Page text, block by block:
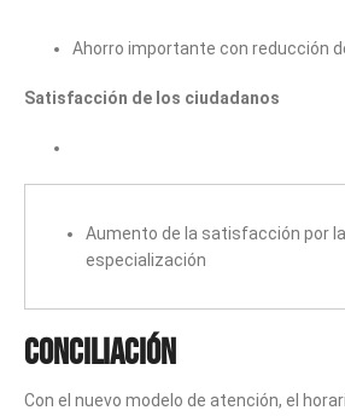
Ahorro importante con reducción
Satisfacción de los ciudadanos
Aumento de la satisfacción por
especialización
Conciliación
Con el nuevo modelo de atención, el